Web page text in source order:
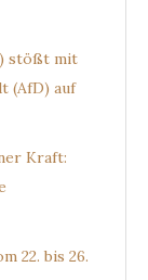
stößt mit
(AfD) auf
Kraft:
22. bis 26.